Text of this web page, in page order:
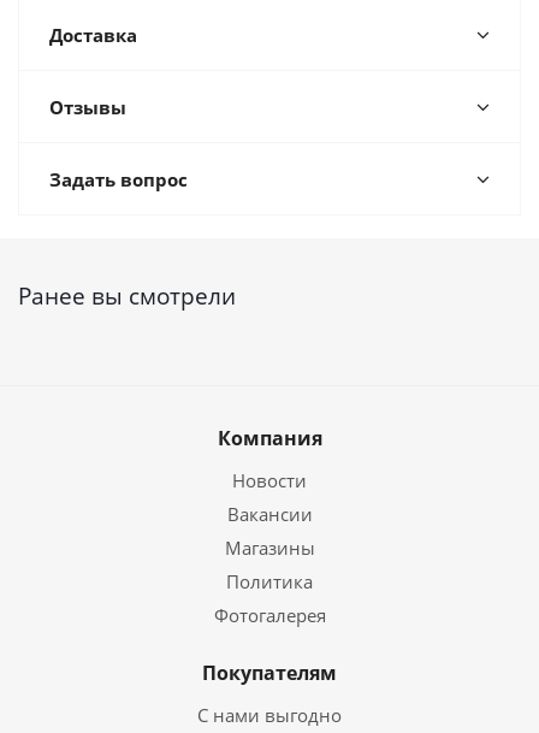
Доставка
Отзывы
Задать вопрос
Ранее вы смотрели
Компания
Новости
Вакансии
Магазины
Политика
Фотогалерея
Покупателям
С нами выгодно